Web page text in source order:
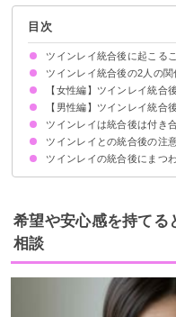
目次
ツインレイ統合後に起こる
ツインレイ統合後の2人の関
使命に目覚める
深い安心感に包まれる
テレパシーで相手の思考や
魅力が増してより素敵にな
無償の愛を知る
幸福感が継続する
【女性編】ツインレイ統合
①独立心が向上する
②ポジティブ思考になる
③男性寄りの思考や感性に
【男性編】ツインレイ統合
①行動の目的が明確になる
②優しさや共感性が高まる
③内面から自信がみなぎる
ツインレイは統合後は付き
使命や関係性に左右される
ツインレイとの統合後の注
相手に執着しすぎないよう
互いを尊重する
コミュニケーションをこま
ツインレイの統合後にまつ
ツインレイ男性が統合後に
ツインレイの統合後に離れ
希望や安心感を持てる
相談